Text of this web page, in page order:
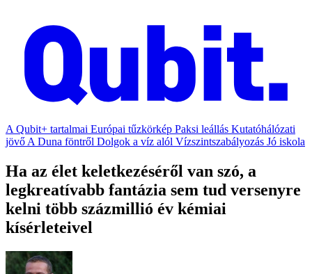
A Qubit+ tartalmai Európai tűzkörkép Paksi leállás Kutatóhálózati
jövő A Duna föntről Dolgok a víz alól Vízszintszabályozás Jó iskola
Ha az élet keletkezéséről van szó, a
legkreatívabb fantázia sem tud versenyre
kelni több százmillió év kémiai
kísérleteivel